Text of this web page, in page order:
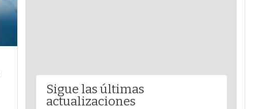
Sigue las últimas
actualizaciones